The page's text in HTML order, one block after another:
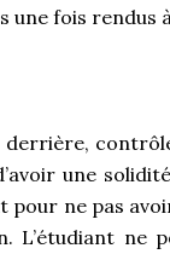
une fois rendus
derrière,
une
pour ne pas
L’étudiant ne